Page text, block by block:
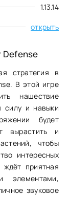
1.13.14
открыть
Defense
стратегия в
В этой игре
нашествие
силу и навыки
будет
вырастить и
чтобы
интересных
приятная
элементами,
звуковое